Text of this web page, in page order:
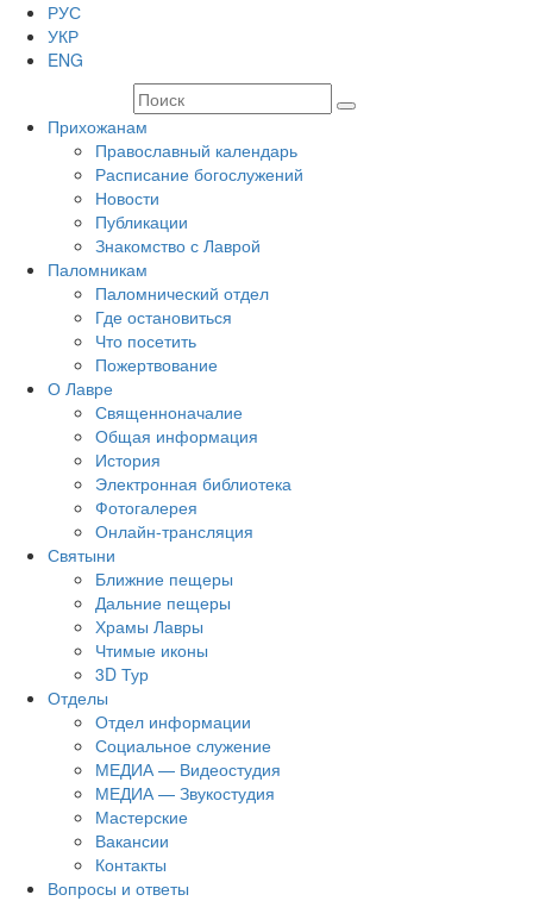
РУС
УКР
ENG
Прихожанам
Православный календарь
Расписание богослужений
Новости
Публикации
Знакомство с Лаврой
Паломникам
Паломнический отдел
Где остановиться
Что посетить
Пожертвование
О Лавре
Священноначалие
Общая информация
История
Электронная библиотека
Фотогалерея
Онлайн-трансляция
Святыни
Ближние пещеры
Дальние пещеры
Храмы Лавры
Чтимые иконы
3D Тур
Отделы
Отдел информации
Социальное служение
МЕДИА — Видеостудия
МЕДИА — Звукостудия
Мастерские
Вакансии
Контакты
Вопросы и ответы